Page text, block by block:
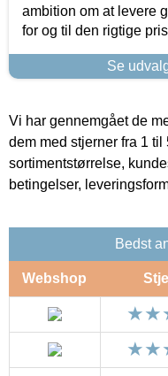
ambition om at levere
for og til den rigtige
Se
Vi har gennemgået de
dem med stjerner fra 1
sortimentstørrelse,
betingelser,
Bedst
Webshop